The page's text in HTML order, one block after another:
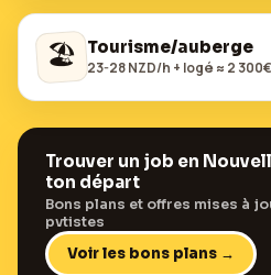
🏖️ Tourisme/auberge
23-28 NZD/h + logé ≈ 2
Trouver un job en
ton départ
Bons plans et offres mises à
pvtistes
Voir les bons plans →